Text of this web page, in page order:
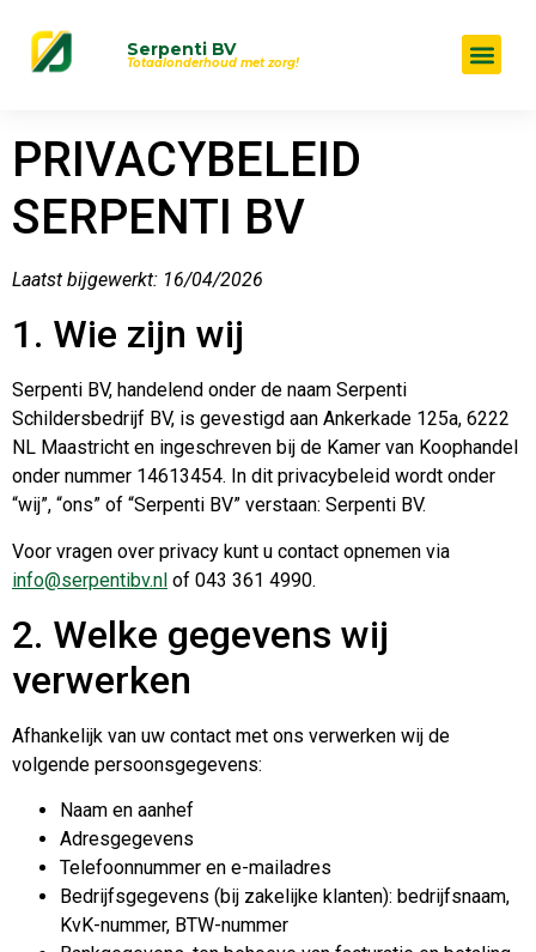
Serpenti BV
Totaalonderhoud met zorg!
PRIVACYBELEID
SERPENTI BV
Laatst bijgewerkt: 16/04/2026
1. Wie zijn wij
Serpenti BV, handelend onder de naam Serpenti
Schildersbedrijf BV, is gevestigd aan Ankerkade 125a, 6222
NL Maastricht en ingeschreven bij de Kamer van Koophandel
onder nummer 14613454. In dit privacybeleid wordt onder
“wij”, “ons” of “Serpenti BV” verstaan: Serpenti BV.
Voor vragen over privacy kunt u contact opnemen via
info@serpentibv.nl of 043 361 4990.
2. Welke gegevens wij
verwerken
Afhankelijk van uw contact met ons verwerken wij de
volgende persoonsgegevens:
Naam en aanhef
Adresgegevens
Telefoonnummer en e-mailadres
Bedrijfsgegevens (bij zakelijke klanten): bedrijfsnaam,
KvK-nummer, BTW-nummer